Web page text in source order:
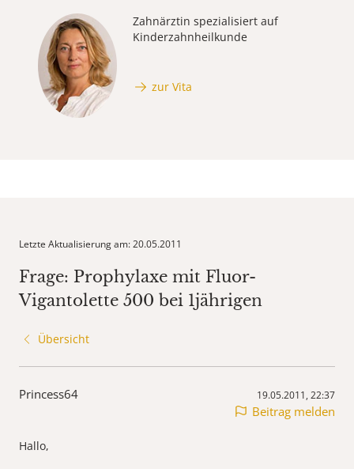
Zahnärztin spezialisiert auf
Kinderzahnheilkunde
zur Vita
Letzte Aktualisierung am: 20.05.2011
Frage: Prophylaxe mit Fluor-
Vigantolette 500 bei 1jährigen
Übersicht
Princess64 19.05.2011, 22:37
Beitrag melden
Hallo,